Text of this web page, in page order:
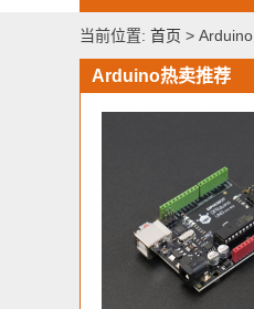
当前位置: 首页 > Arduino
Arduino热卖推荐